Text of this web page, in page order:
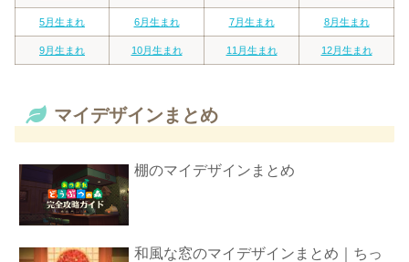
5月生まれ 6月生まれ 7月生まれ 8月生まれ
9月生まれ 10月生まれ 11月生まれ 12月生まれ
マイデザインまとめ
棚のマイデザインまとめ
和風な窓のマイデザインまとめ｜ちっ